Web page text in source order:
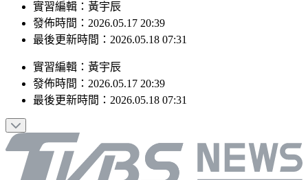
實習編輯：黃宇辰
發佈時間：2026.05.17 20:39
最後更新時間：2026.05.18 07:31
實習編輯 ： 黃宇辰
發佈時間： 2026.05.17 20:39
最後更新時間： 2026.05.18 07:31